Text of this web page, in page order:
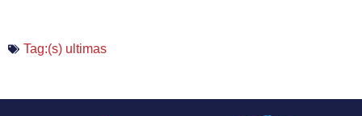
Tag:(s) ultimas